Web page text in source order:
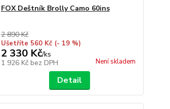
FOX Deštník Brolly Camo 60ins
2 890 Kč
Ušetříte 560 Kč (- 19 %)
2 330 Kč/ks
1 926 Kč bez DPH Není skladem
Detail